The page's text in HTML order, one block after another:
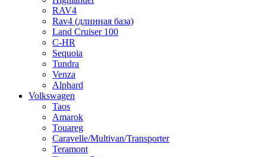
RAV4
Rav4 (длинная база)
Land Cruiser 100
C-HR
Sequoia
Tundra
Venza
Alphard
Volkswagen
Taos
Amarok
Touareg
Caravelle/Multivan/Transporter
Teramont